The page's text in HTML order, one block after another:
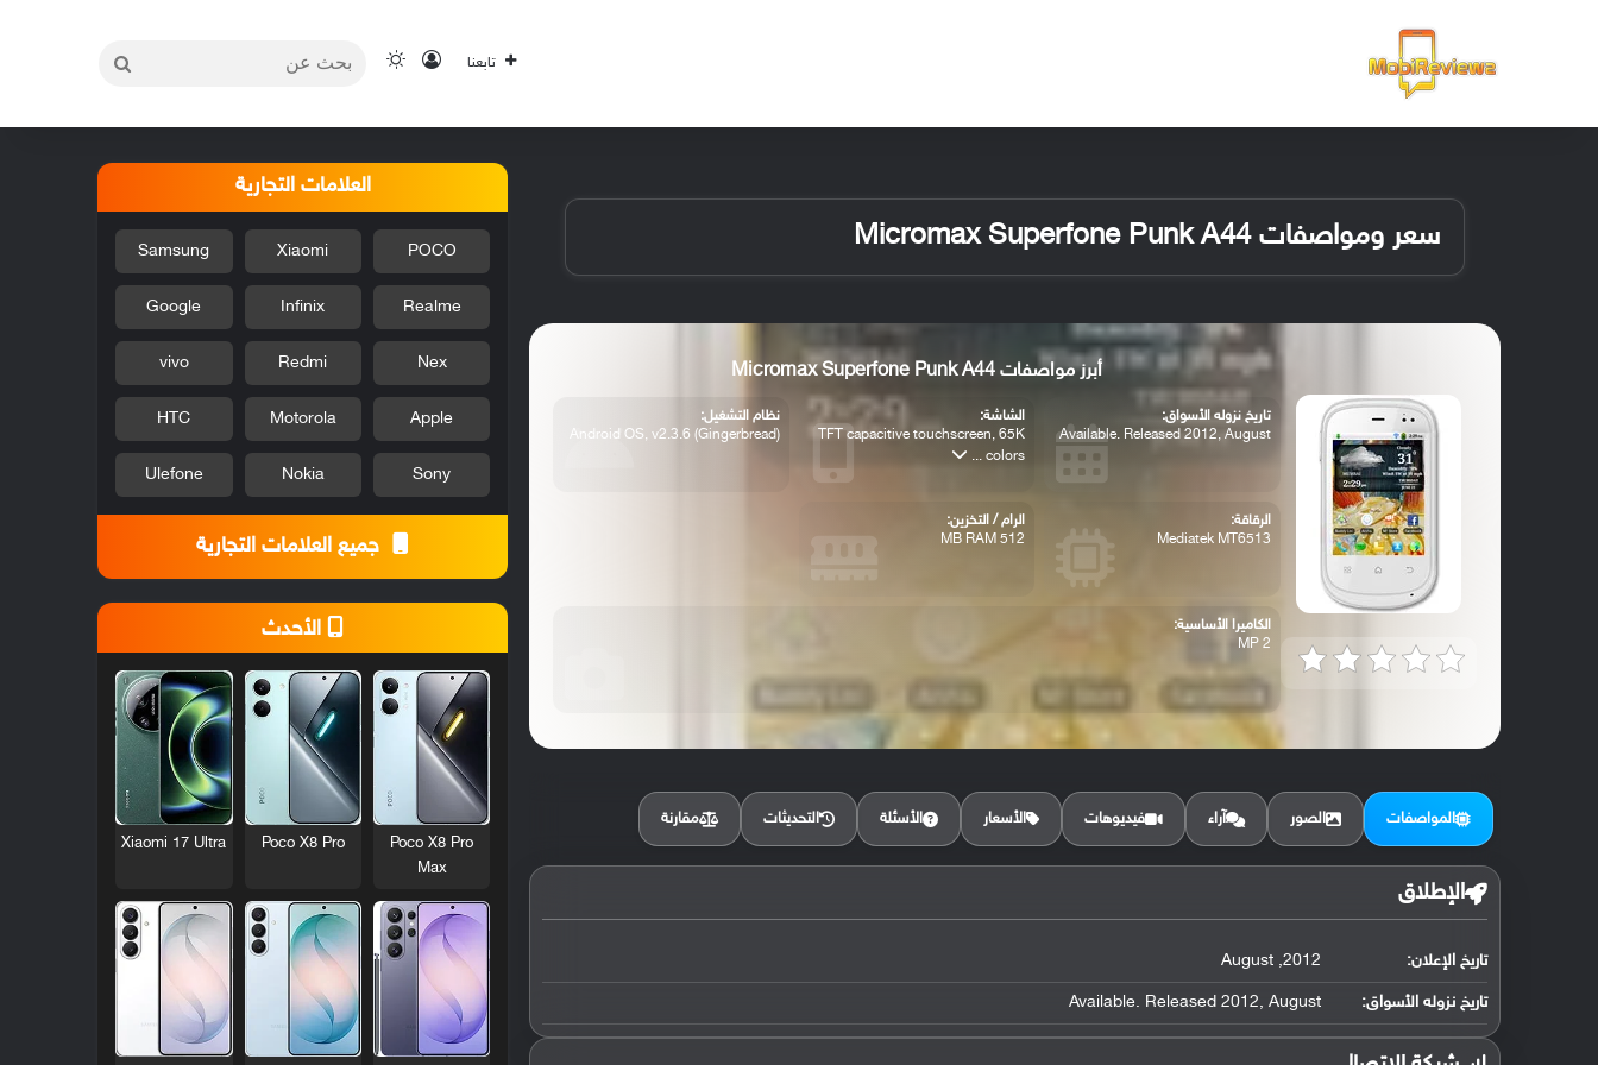
تابعنا تسجيل الدخول
الوضع المظلم
سعر ومواصفات Micromax Superfone Punk A44
أبرز مواصفات Micromax Superfone Punk A44
تاريخ نزوله الأسواق:
Available. Released 2012, August
الشاشة:
TFT capacitive touchscreen, 65K
colors ...
نظام التشغيل:
Android OS, v2.3.6 (Gingerbread)
الرقاقة:
Mediatek MT6513
الرام / التخزين:
512 MB RAM
الكاميرا الأساسية:
2 MP
المواصفات الصور آراء فيديوهات الأسعار الأسئلة التحديثات مقارنة
الإطلاق
تاريخ الإعلان: 2012, August
تاريخ نزوله الأسواق: Available. Released 2012, August
العلامات التجارية
POCO
Xiaomi
Samsung
Realme
Infinix
Google
Nex
Redmi
vivo
Apple
Motorola
HTC
Sony
Nokia
Ulefone
جميع العلامات التجارية
الأحدث
Poco X8 Pro
Max
Poco X8 Pro
Xiaomi 17 Ultra